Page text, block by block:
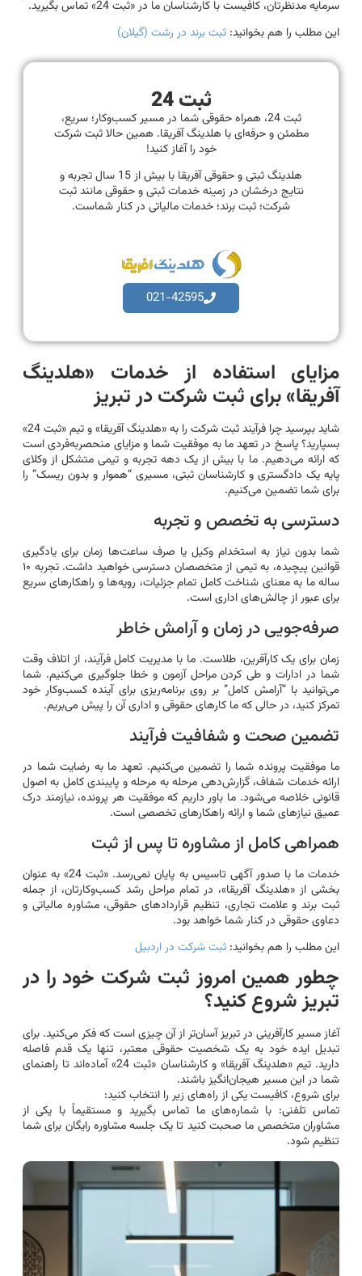
سرمایه مدنظرتان، کافیست با کارشناسان ما در «ثبت 24» تماس بگیرید.
این مطلب را هم بخوانید: ثبت برند در رشت (گیلان)
ثبت 24
ثبت 24، همراه حقوقی شما در مسیر کسب‌وکار؛ سریع،
مطمئن و حرفه‌ای با هلدینگ آفریقا. همین حالا ثبت شرکت
خود را آغاز کنید!
هلدینگ ثبتی و حقوقی آفریقا با بیش از 15 سال تجربه و
نتایج درخشان در زمینه خدمات ثبتی و حقوقی مانند ثبت
شرکت؛ ثبت برند؛ خدمات مالیاتی در کنار شماست.
021-42595
مزایای استفاده از خدمات «هلدینگ
آفریقا» برای ثبت شرکت در تبریز
شاید بپرسید چرا فرآیند ثبت شرکت را به «هلدینگ آفریقا» و تیم «ثبت 24»
بسپارید؟ پاسخ در تعهد ما به موفقیت شما و مزایای منحصربه‌فردی است
که ارائه می‌دهیم. ما با بیش از یک دهه تجربه و تیمی متشکل از وکلای
پایه یک دادگستری و کارشناسان ثبتی، مسیری “هموار و بدون ریسک” را
برای شما تضمین می‌کنیم.
دسترسی به تخصص و تجربه
شما بدون نیاز به استخدام وکیل یا صرف ساعت‌ها زمان برای یادگیری
قوانین پیچیده، به تیمی از متخصصان دسترسی خواهید داشت. تجربه ۱۰
ساله ما به معنای شناخت کامل تمام جزئیات، رویه‌ها و راهکارهای سریع
برای عبور از چالش‌های اداری است.
صرفه‌جویی در زمان و آرامش خاطر
زمان برای یک کارآفرین، طلاست. ما با مدیریت کامل فرآیند، از اتلاف وقت
شما در ادارات و طی کردن مراحل آزمون و خطا جلوگیری می‌کنیم. شما
می‌توانید با “آرامش کامل” بر روی برنامه‌ریزی برای آینده کسب‌وکار خود
تمرکز کنید، در حالی که ما کارهای حقوقی و اداری آن را پیش می‌بریم.
تضمین صحت و شفافیت فرآیند
ما موفقیت پرونده شما را تضمین می‌کنیم. تعهد ما به رضایت شما در
ارائه خدمات شفاف، گزارش‌دهی مرحله به مرحله و پایبندی کامل به اصول
قانونی خلاصه می‌شود. ما باور داریم که موفقیت هر پرونده، نیازمند درک
عمیق نیازهای شما و ارائه راهکارهای تخصصی است.
همراهی کامل از مشاوره تا پس از ثبت
خدمات ما با صدور آگهی تاسیس به پایان نمی‌رسد. «ثبت 24» به عنوان
بخشی از «هلدینگ آفریقا»، در تمام مراحل رشد کسب‌وکارتان، از جمله
ثبت برند و علامت تجاری، تنظیم قراردادهای حقوقی، مشاوره مالیاتی و
دعاوی حقوقی در کنار شما خواهد بود.
این مطلب را هم بخوانید: ثبت شرکت در اردبیل
چطور همین امروز ثبت شرکت خود را در
تبریز شروع کنید؟
آغاز مسیر کارآفرینی در تبریز آسان‌تر از آن چیزی است که فکر می‌کنید. برای
تبدیل ایده خود به یک شخصیت حقوقی معتبر، تنها یک قدم فاصله
دارید. تیم «هلدینگ آفریقا» و کارشناسان «ثبت 24» آماده‌اند تا راهنمای
شما در این مسیر هیجان‌انگیز باشند.
برای شروع، کافیست یکی از راه‌های زیر را انتخاب کنید:
تماس تلفنی: با شماره‌های ما تماس بگیرید و مستقیماً با یکی از
مشاوران متخصص ما صحبت کنید تا یک جلسه مشاوره رایگان برای شما
تنظیم شود.